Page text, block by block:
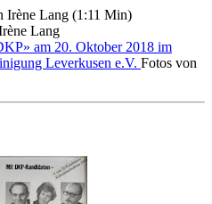
Irène Lang (1:11 Min)
Lang
am 20. Oktober 2018 im
Leverkusen e.V. Fotos von